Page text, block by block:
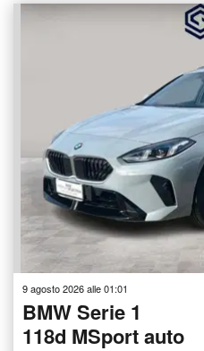
9 agosto 2026 alle 01:01
BMW Serie 1
118d MSport auto